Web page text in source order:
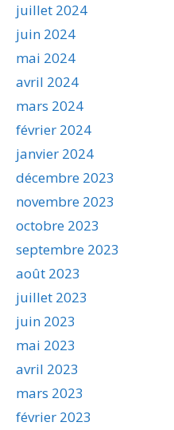
juillet 2024
juin 2024
mai 2024
avril 2024
mars 2024
février 2024
janvier 2024
décembre 2023
novembre 2023
octobre 2023
septembre 2023
août 2023
juillet 2023
juin 2023
mai 2023
avril 2023
mars 2023
février 2023